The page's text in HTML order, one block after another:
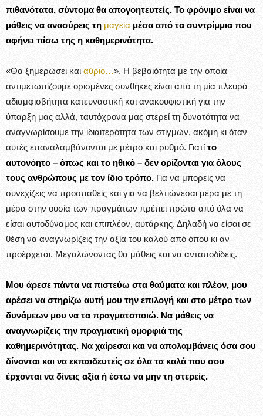
πιθανότατα, σύντομα θα απογοητευτείς. Το φρόνιμο είναι να
μάθεις να ανασύρεις τη μαγεία μέσα από τα συντρίμμια που
αφήνει πίσω της η καθημερινότητα.
«Θα ξημερώσει και αύριο…». Η βεβαιότητα με την οποία
αντιμετωπίζουμε ορισμένες συνθήκες είναι από τη μία πλευρά
αδιαμφισβήτητα κατευναστική και ανακουφιστική για την
ύπαρξη μας αλλά, ταυτόχρονα μας στερεί τη δυνατότητα να
αναγνωρίσουμε την ιδιαιτερότητα των στιγμών, ακόμη κι όταν
αυτές επαναλαμβάνονται με μέτρο και ρυθμό. Γιατίτο
αυτονόητο – όπως και το ηθικό – δεν ορίζονται για όλους
τους ανθρώπους με τον ίδιο τρόπο. Για να μπορείς να
συνεχίζεις να προσπαθείς και για να βελτιώνεσαι μέρα με τη
μέρα στην ουσία των πραγμάτων πρέπει πρώτα από όλα να
είσαι αυτοδύναμος και επιπλέον, αυτάρκης. Δηλαδή να είσαι σε
θέση να αναγνωρίζεις την αξία του καλού από όπου κι αν
προέρχεται. Μεγαλώνοντας θα μάθεις και να ανταποδίδεις.
Μου άρεσε πάντα να πιστεύω στα θαύματα και πλέον, μου
αρέσει να στηρίζω αυτή μου την επιλογή και στο μέτρο των
δυνάμεων μου να τα πραγματοποιώ. Να μάθεις να
αναγνωρίζεις την πραγματική ομορφιά της
καθημερινότητας. Να χαίρεσαι και να απολαμβάνεις όσα σου
δίνονται και να εκπαιδευτείς σε όλα τα καλά που σου
έρχονται να δίνεις αξία ή έστω να μην τη στερείς.